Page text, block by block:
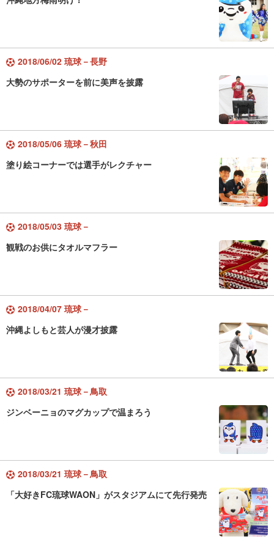
2018/06/02 琉球－長野
大勢のサポーターを前に美声を披露
2018/05/06 琉球－秋田
塗り絵コーナーでは選手がレクチャー
2018/05/03 琉球－
観戦のお供にタオルマフラー
2018/04/07 琉球－
沖縄よしもと芸人が漫才披露
2018/03/21 琉球－鳥取
ジンベーニョのマグカップで温まろう
2018/03/21 琉球－鳥取
「大好きFC琉球WAON」がスタジアムにて先行発売